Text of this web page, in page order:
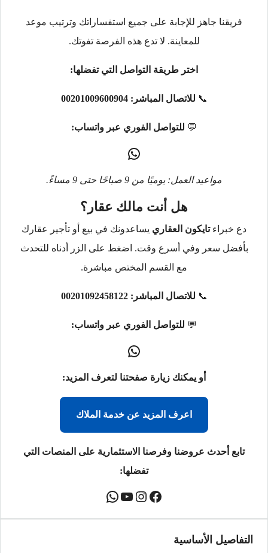
فريقنا جاهز للإجابة على جميع استفساراتك وترتيب موعد
للمعاينة. لا تدع هذه الفرصة تفوتك.
اختر طريقة التواصل التي تفضلها:
📞 للاتصال المباشر: 00201009600904
💬 للتواصل الفوري عبر واتساب:
مواعيد العمل: يوميًا من 9 صباحًا حتى 9 مساءً.
هل أنت مالك عقار؟
دع خبراءتايكون العقاري يساعدونك في بيع أو تأجير عقارك
بأفضل سعر وفي أسرع وقت. اضغط على الزر أدناه للتحدث
مع القسم المختص مباشرة.
📞 للاتصال المباشر: 00201092458122
💬 للتواصل الفوري عبر واتساب:
أو يمكنك زيارة صفحتنا لتعرف المزيد:
اعرف المزيد عن خدمة الملاك
تابع أحدث عروضنا وفرصنا الاستثمارية على المنصات التي
تفضلها:
التفاصيل الأساسية